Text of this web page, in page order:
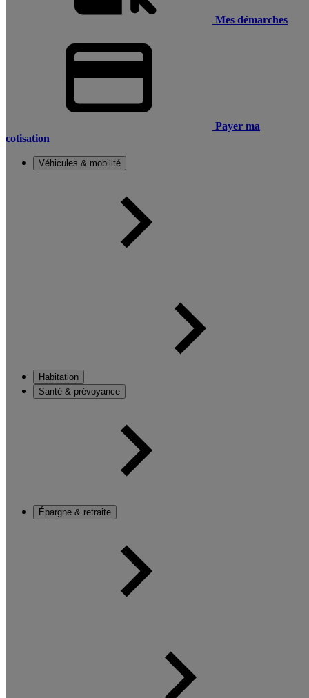
Mes démarches
Payer ma
cotisation
Véhicules & mobilité
Habitation
Santé & prévoyance
Épargne & retraite